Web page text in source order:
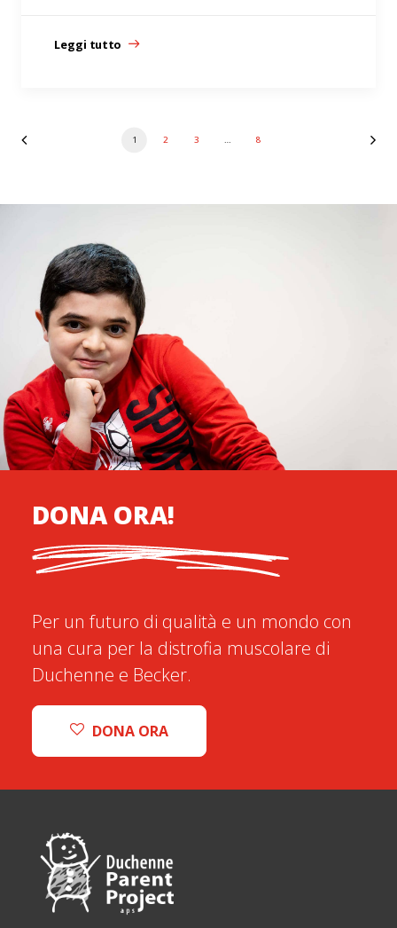
Leggi tutto
1 2 3 … 8
DONA ORA!
Per un futuro di qualità e un mondo con
una cura per la distrofia muscolare di
Duchenne e Becker.
DONA ORA